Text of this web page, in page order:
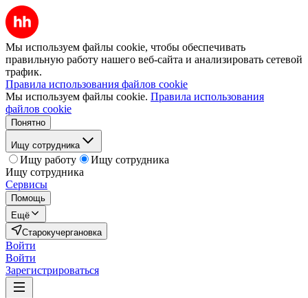
Мы используем файлы cookie, чтобы обеспечивать
правильную работу нашего веб-сайта и анализировать сетевой
трафик.
Правила использования файлов cookie
Мы используем файлы cookie. Правила использования
файлов cookie
Понятно
Ищу сотрудника
Ищу работу
Ищу сотрудника
Ищу сотрудника
Сервисы
Помощь
Ещё
Старокучергановка
Войти
Войти
Зарегистрироваться